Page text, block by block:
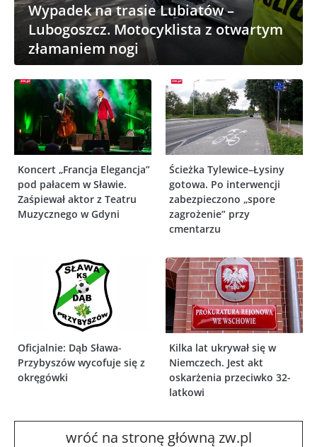
Wypadek na trasie Lubiatów –
Lubogoszcz. Motocyklista z otwartym
złamaniem nogi
Koncert „Francja Elegancja”
pod pałacem w Sławie.
Zaśpiewał aktor z Teatru
Muzycznego w Gdyni
Ścieżka Tylewice–Łysiny
gotowa. Po interwencji
zabezpieczono „spore
zagrożenie” przy
cmentarzu
Oficjalnie: Dąb Sława-
Przybyszów wycofuje się z
okręgówki
Kilka lat ukrywał się w
Niemczech. Jest akt
oskarżenia przeciwko 32-
latkowi
wróć na stronę główną zw.pl